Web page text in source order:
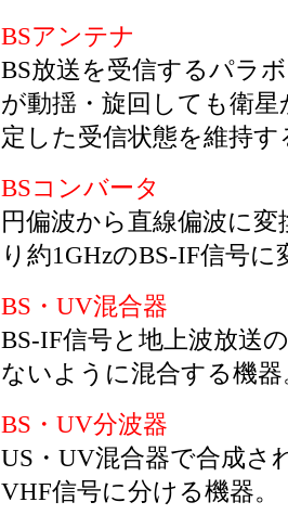
BSアンテナ
BS放送を受信するパラ
が動揺・旋回しても衛
定した受信状態を維持
BSコンバータ
円偏波から直線偏波に
り約1GHzのBS-IF信号
BS・UV混合器
BS-IF信号と地上波放送
ないように混合する機器
BS・UV分波器
US・UV混合器で合成さ
VHF信号に分ける機器。